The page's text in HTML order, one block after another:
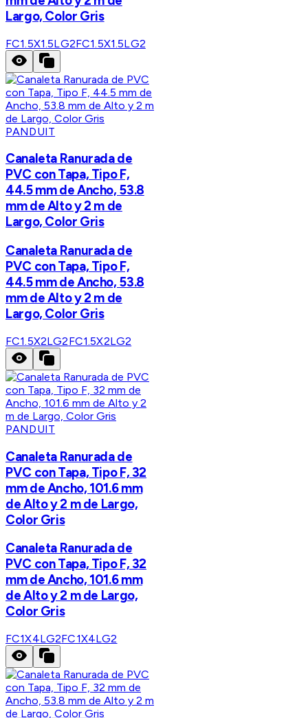
Largo, Color Gris
FC1.5X1.5LG2FC1.5X1.5LG2
PANDUIT
Canaleta Ranurada de
PVC con Tapa, Tipo F,
44.5 mm de Ancho, 53.8
mm de Alto y 2 m de
Largo, Color Gris
Canaleta Ranurada de
PVC con Tapa, Tipo F,
44.5 mm de Ancho, 53.8
mm de Alto y 2 m de
Largo, Color Gris
FC1.5X2LG2FC1.5X2LG2
PANDUIT
Canaleta Ranurada de
PVC con Tapa, Tipo F, 32
mm de Ancho, 101.6 mm
de Alto y 2 m de Largo,
Color Gris
Canaleta Ranurada de
PVC con Tapa, Tipo F, 32
mm de Ancho, 101.6 mm
de Alto y 2 m de Largo,
Color Gris
FC1X4LG2FC1X4LG2